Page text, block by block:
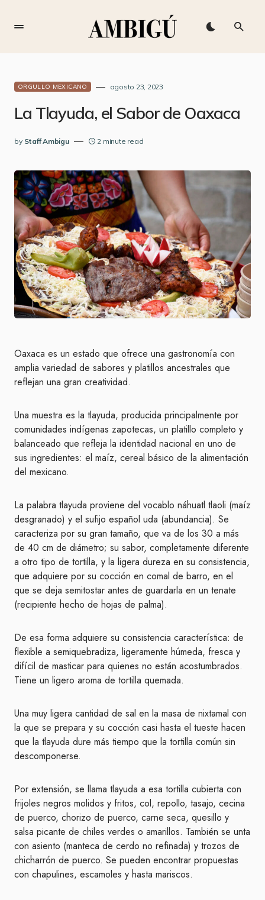
ORGULLO MEXICANO agosto 23, 2023
La Tlayuda, el Sabor de Oaxaca
by Staff Ambigu 2 minute read
Oaxaca es un estado que ofrece una gastronomía con
amplia variedad de sabores y platillos ancestrales que
reflejan una gran creatividad.
Una muestra es la tlayuda, producida principalmente por
comunidades indígenas zapotecas, un platillo completo y
balanceado que refleja la identidad nacional en uno de
sus ingredientes: el maíz, cereal básico de la alimentación
del mexicano.
La palabra tlayuda proviene del vocablo náhuatl tlaoli (maíz
desgranado) y el sufijo español uda (abundancia). Se
caracteriza por su gran tamaño, que va de los 30 a más
de 40 cm de diámetro; su sabor, completamente diferente
a otro tipo de tortilla, y la ligera dureza en su consistencia,
que adquiere por su cocción en comal de barro, en el
que se deja semitostar antes de guardarla en un tenate
(recipiente hecho de hojas de palma).
De esa forma adquiere su consistencia característica: de
flexible a semiquebradiza, ligeramente húmeda, fresca y
difícil de masticar para quienes no están acostumbrados.
Tiene un ligero aroma de tortilla quemada.
Una muy ligera cantidad de sal en la masa de nixtamal con
la que se prepara y su cocción casi hasta el tueste hacen
que la tlayuda dure más tiempo que la tortilla común sin
descomponerse.
Por extensión, se llama tlayuda a esa tortilla cubierta con
frijoles negros molidos y fritos, col, repollo, tasajo, cecina
de puerco, chorizo de puerco, carne seca, quesillo y
salsa picante de chiles verdes o amarillos. También se unta
con asiento (manteca de cerdo no refinada) y trozos de
chicharrón de puerco. Se pueden encontrar propuestas
con chapulines, escamoles y hasta mariscos.